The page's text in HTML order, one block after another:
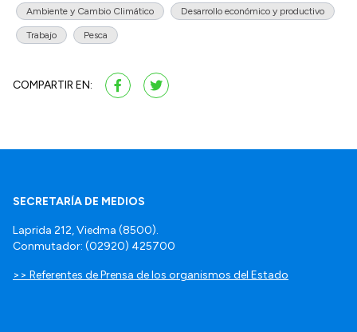
Ambiente y Cambio Climático Desarrollo económico y productivo
Trabajo Pesca
COMPARTIR EN:
SECRETARÍA DE MEDIOS
Laprida 212, Viedma (8500).
Conmutador: (02920) 425700
>> Referentes de Prensa de los organismos del Estado